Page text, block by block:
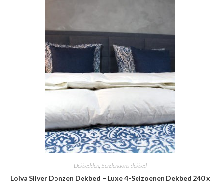
Dekbedden, Eendendons dekbed
Loiva Silver Donzen Dekbed – Luxe 4-Seizoenen Dekbed 240 x